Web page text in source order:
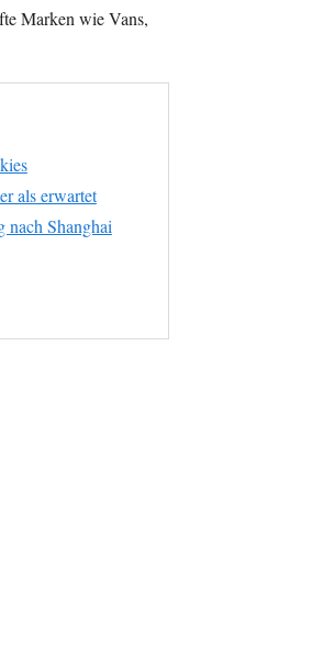
Marken wie Vans,
als erwartet
Shanghai